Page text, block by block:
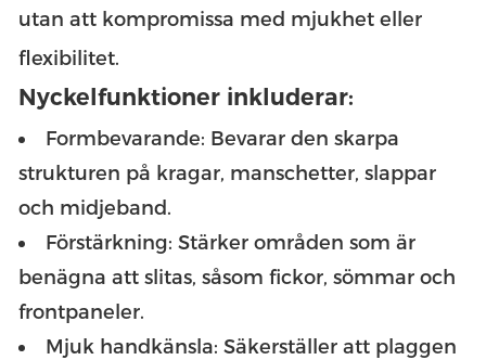
utan att kompromissa med mjukhet eller
flexibilitet.
Nyckelfunktioner inkluderar:
Formbevarande: Bevarar den skarpa
strukturen på kragar, manschetter, slappar
och midjeband.
Förstärkning: Stärker områden som är
benägna att slitas, såsom fickor, sömmar och
frontpaneler.
Mjuk handkänsla: Säkerställer att plaggen